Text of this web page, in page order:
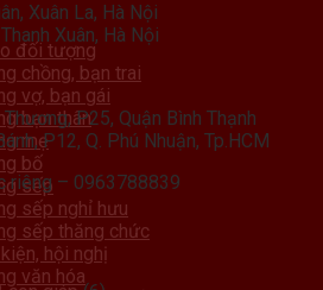
đối tượng
chồng, bạn trai
vợ, bạn gái
bạn thân
mẹ
bố
sếp
sếp nghỉ hưu
sếp thăng chức
hội nghị
văn hóa
Xuân La, Hà Nội
Xuân, Hà Nội
P25, Quận Bình Thạnh
P12, Q. Phú Nhuận, Tp.HCM
riêng – 0963788839